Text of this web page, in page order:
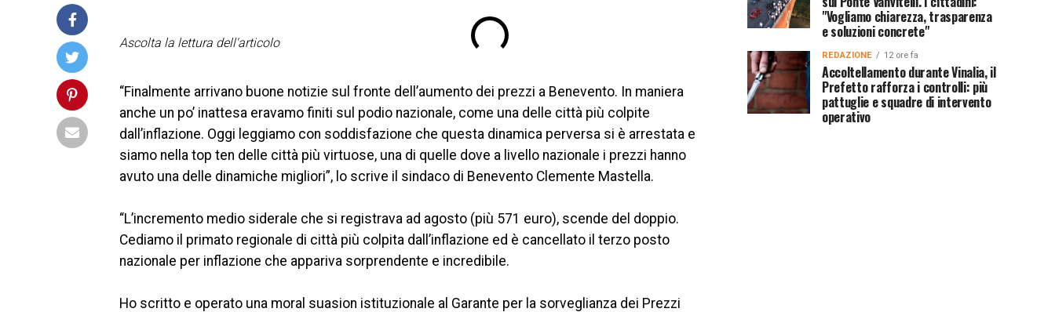
Ascolta la lettura dell'articolo
“Finalmente arrivano buone notizie sul fronte dell’aumento dei prezzi a Benevento. In maniera
anche un po’ inattesa eravamo finiti sul podio nazionale, come una delle città più colpite
dall’inflazione. Oggi leggiamo con soddisfazione che questa dinamica perversa si è arrestata e
siamo nella top ten delle città più virtuose, una di quelle dove a livello nazionale i prezzi hanno
avuto una delle dinamiche migliori”, lo scrive il sindaco di Benevento Clemente Mastella.
“L’incremento medio siderale che si registrava ad agosto (più 571 euro), scende del doppio.
Cediamo il primato regionale di città più colpita dall’inflazione ed è cancellato il terzo posto
nazionale per inflazione che appariva sorprendente e incredibile.
Ho scritto e operato una moral suasion istituzionale al Garante per la sorveglianza dei Prezzi
"Vogliamo chiarezza, trasparenza
e soluzioni concrete"
REDAZIONE 12 ore fa
Accoltellamento durante Vinalia, il
Prefetto rafforza i controlli: più
pattuglie e squadre di intervento
operativo